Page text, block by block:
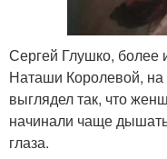
Сергей Глушко, более
Наташи Королевой,
выглядел так, что
начинали чаще
глаза.